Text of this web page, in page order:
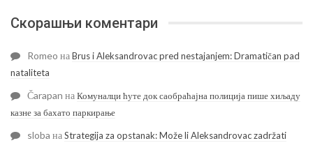
Скорашњи коментари
Romeo наBrus i Aleksandrovac pred nestajanjem: Dramatičan pad
nataliteta
Čarapan наКомуналци ћуте док саобраћајна полиција пише хиљаду
казне за бахато паркирање
sloba наStrategija za opstanak: Može li Aleksandrovac zadržati